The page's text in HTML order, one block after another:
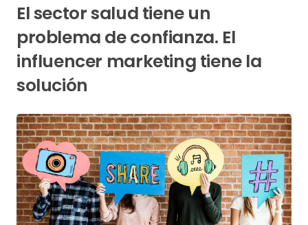
El sector salud tiene un
problema de confianza. El
influencer marketing tiene la
solución